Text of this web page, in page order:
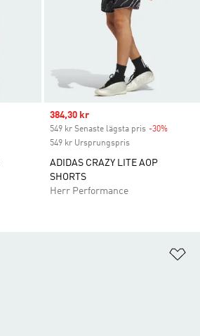
Sale price
384,30 kr
549 kr Senaste lägsta pris -30%
549 kr Ursprungspris
ADIDAS CRAZY LITE AOP
SHORTS
Herr Performance